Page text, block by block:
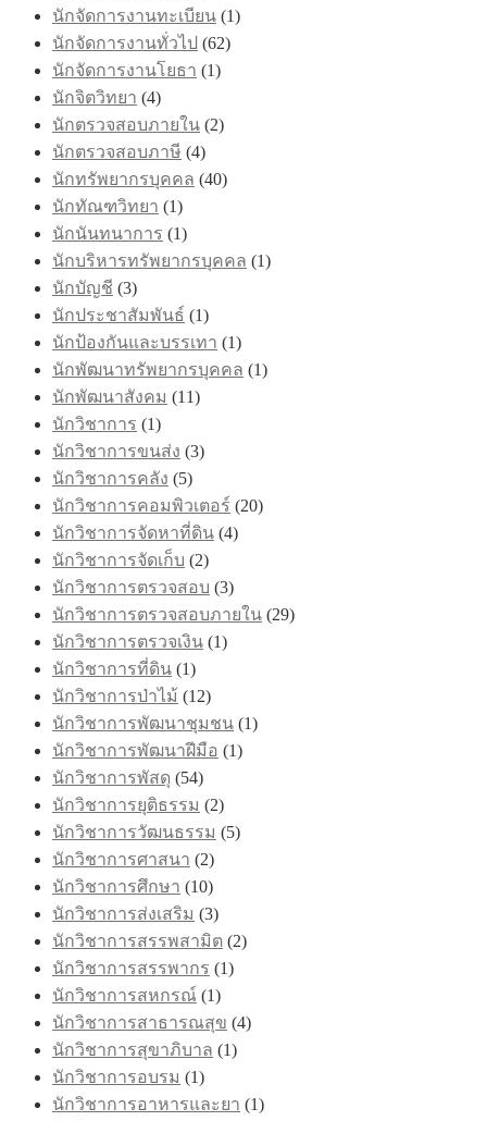
นักจัดการงานทะเบียน (1)
นักจัดการงานทั่วไป (62)
นักจัดการงานโยธา (1)
นักจิตวิทยา (4)
นักตรวจสอบภายใน (2)
นักตรวจสอบภาษี (4)
นักทรัพยากรบุคคล (40)
นักทัณฑวิทยา (1)
นักนันทนาการ (1)
นักบริหารทรัพยากรบุคคล (1)
นักบัญชี (3)
นักประชาสัมพันธ์ (1)
นักป้องกันและบรรเทา (1)
นักพัฒนาทรัพยากรบุคคล (1)
นักพัฒนาสังคม (11)
นักวิชาการ (1)
นักวิชาการขนส่ง (3)
นักวิชาการคลัง (5)
นักวิชาการคอมพิวเตอร์ (20)
นักวิชาการจัดหาที่ดิน (4)
นักวิชาการจัดเก็บ (2)
นักวิชาการตรวจสอบ (3)
นักวิชาการตรวจสอบภายใน (29)
นักวิชาการตรวจเงิน (1)
นักวิชาการที่ดิน (1)
นักวิชาการป่าไม้ (12)
นักวิชาการพัฒนาชุมชน (1)
นักวิชาการพัฒนาฝีมือ (1)
นักวิชาการพัสดุ (54)
นักวิชาการยุติธรรม (2)
นักวิชาการวัฒนธรรม (5)
นักวิชาการศาสนา (2)
นักวิชาการศึกษา (10)
นักวิชาการส่งเสริม (3)
นักวิชาการสรรพสามิต (2)
นักวิชาการสรรพากร (1)
นักวิชาการสหกรณ์ (1)
นักวิชาการสาธารณสุข (4)
นักวิชาการสุขาภิบาล (1)
นักวิชาการอบรม (1)
นักวิชาการอาหารและยา (1)